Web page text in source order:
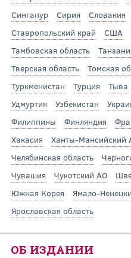
Сингапур
Сирия Словакия
Ставропольский край
США
Тамбовская область
Тверская область
Томская
Туркменистан
Турция Тыва
Удмуртия
Узбекистан
Филиппины
Финляндия
Хакасия
Ханты-
Челябинская область
Чувашия
Чукотский АО
Южная Корея
Ямало-
Ярославская область
ОБ ИЗДАНИИ